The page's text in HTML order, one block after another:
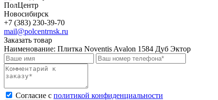
ПолЦентр
Новосибирск
+7 (383) 230-39-70
mail@polcentrnsk.ru
Заказать товар
Наименование: Плитка Noventis Avalon 1584 Дуб Эктор
Cогласие с политикой конфиденциальности